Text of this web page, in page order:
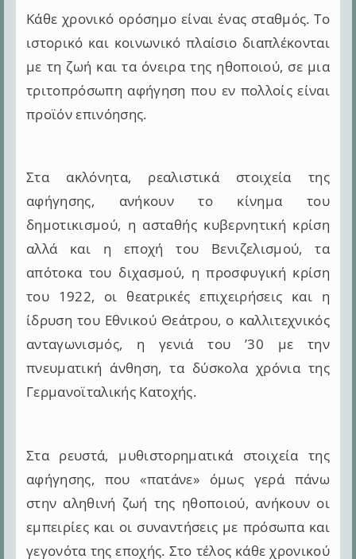
Κάθε χρονικό ορόσημο είναι ένας σταθμός. Το
ιστορικό και κοινωνικό πλαίσιο διαπλέκονται
με τη ζωή και τα όνειρα της ηθοποιού, σε μια
τριτοπρόσωπη αφήγηση που εν πολλοίς είναι
προϊόν επινόησης.
Στα ακλόνητα, ρεαλιστικά στοιχεία της
αφήγησης, ανήκουν το κίνημα του
δημοτικισμού, η ασταθής κυβερνητική κρίση
αλλά και η εποχή του Βενιζελισμού, τα
απότοκα του διχασμού, η προσφυγική κρίση
του 1922, οι θεατρικές επιχειρήσεις και η
ίδρυση του Εθνικού Θεάτρου, ο καλλιτεχνικός
ανταγωνισμός, η γενιά του ’30 με την
πνευματική άνθηση, τα δύσκολα χρόνια της
Γερμανοϊταλικής Κατοχής.
Στα ρευστά, μυθιστορηματικά στοιχεία της
αφήγησης, που «πατάνε» όμως γερά πάνω
στην αληθινή ζωή της ηθοποιού, ανήκουν οι
εμπειρίες και οι συναντήσεις με πρόσωπα και
γεγονότα της εποχής. Στο τέλος κάθε χρονικού